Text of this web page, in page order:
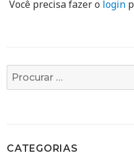
Você precisa fazer o login
Busca
por:
CATEGORIAS